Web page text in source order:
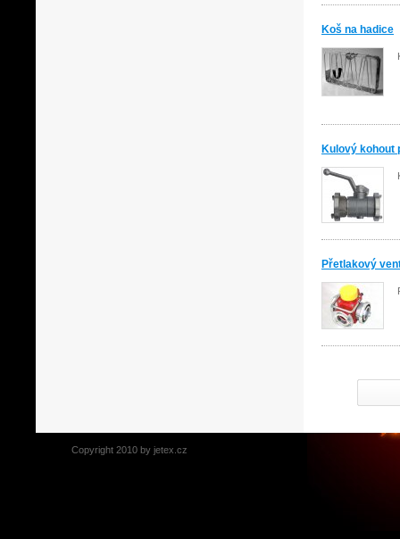
Koš na hadice
Kulový kohout
Přetlakový
Copyright 2010 by jetex.cz